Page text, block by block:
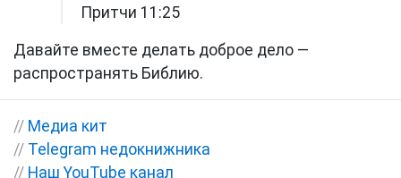
Притчи 11:25
Давайте вместе делать доброе дело —
распространять Библию.
// Медиа кит
// Telegram недокнижника
// Наш YouTube канал